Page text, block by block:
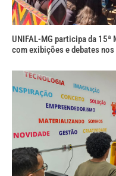
UNIFAL-MG participa da
com exibições e debates